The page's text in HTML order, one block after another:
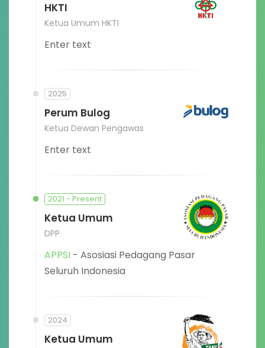
HKTI
Ketua Umum HKTI
Enter text
2025
Perum Bulog
Ketua Dewan Pengawas
Enter text
2021 - Present
Ketua Umum
DPP
APPSI - Asosiasi Pedagang Pasar
Seluruh Indonesia
2024
Ketua Umum